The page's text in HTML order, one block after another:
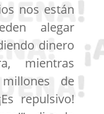
nos están
alegar
dinero
mientras
de
repulsivo!